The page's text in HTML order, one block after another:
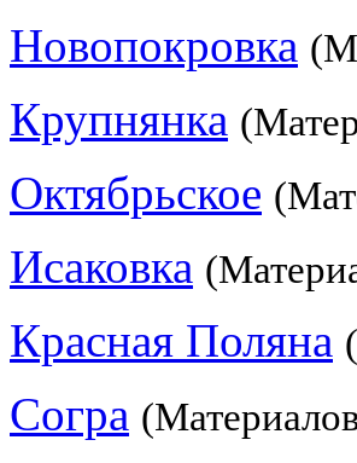
Новопокровка
Крупнянка
Октябрьское
Исаковка
Красная Поляна
Согра